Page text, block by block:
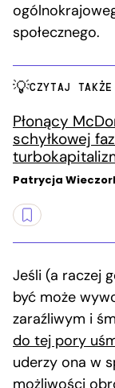
społecznego.
CZYTAJ TAKŻE
Płonący
schyłkowej
Patrycja
Jeśli (a raczej
być może
zaraźliwym i
do tej pory
uderzy ona w
możliwości